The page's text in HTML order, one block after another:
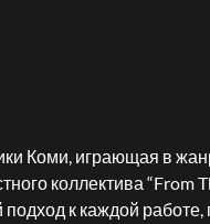
Коми, играющая в
коллектива “From
подход к каждой